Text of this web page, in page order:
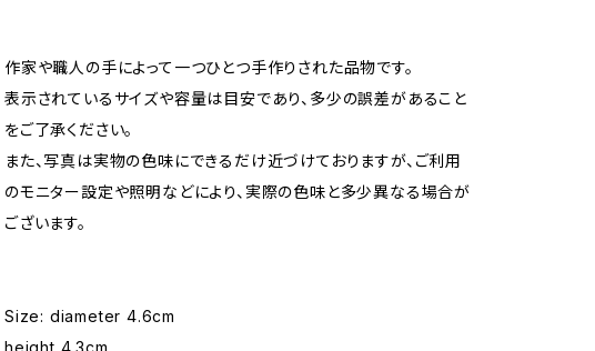
作家や職人の手によって一つひとつ手作りされた品物です。
表示されているサイズや容量は目安であり、多少の誤差があること
をご了承ください。
また、写真は実物の色味にできるだけ近づけておりますが、ご利用
のモニター設定や照明などにより、実際の色味と多少異なる場合が
ございます。
Size: diameter 4.6cm
height 4.3cm